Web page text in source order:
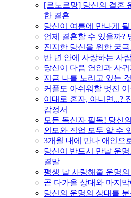
[르노르망] 당신의 결혼
한 결혼
당신이 여름에 만나게 될
언제 결혼할 수 있을까?
진지한 당신을 위한 궁
반 년 안에 사랑하는 사
당신이 다음 연인과 사
지금 나를 노리고 있는
커플도 아쉬워할 멋진
이대로 혼자, 아니면...?
감정서
모든 독신자 필독! 당신
외모와 직업 모두 알 수
3개월 내에 만나 애인으
당신이 반드시 만날 운
결말
평생 날 사랑해줄 운명
곧 다가올 상대와 마지
당신의 운명의 상대를